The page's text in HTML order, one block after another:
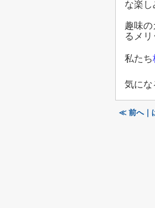
な楽し
趣味
るメ
私たち
気にな
≪ 前へ｜